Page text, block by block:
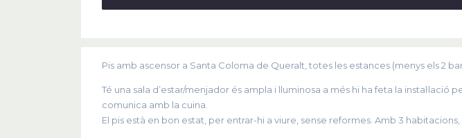
Pis amb ascensor a Santa Coloma de Queralt, totes les estances (menys els 2
Té una sala d’estar/menjador és ampla i lluminosa a més hi ha feta la
comunica amb la cuina.
El pis està en bon estat, per entrar-hi a viure, sense reformes. Amb 3 habitacions,